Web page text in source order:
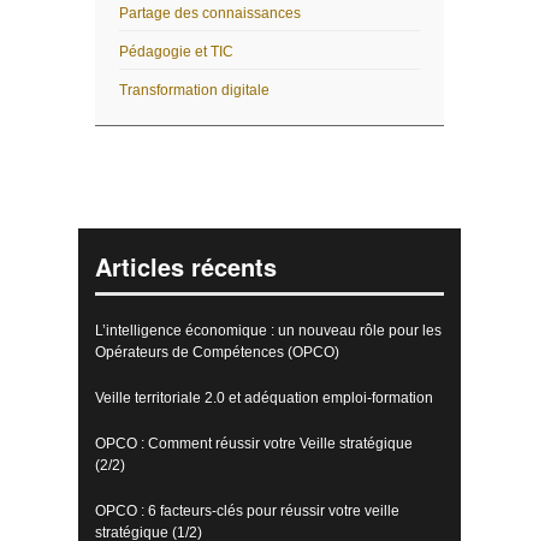
Partage des connaissances
Pédagogie et TIC
Transformation digitale
Articles récents
L’intelligence économique : un nouveau rôle pour les
Opérateurs de Compétences (OPCO)
Veille territoriale 2.0 et adéquation emploi-formation
OPCO : Comment réussir votre Veille stratégique
(2/2)
OPCO : 6 facteurs-clés pour réussir votre veille
stratégique (1/2)